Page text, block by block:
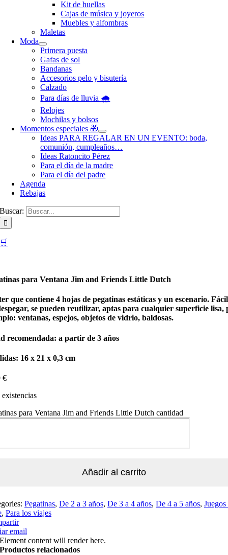
Kit de huellas
Cajas de música y joyeros
Muebles y alfombras
Maletas
Moda
Primera puesta
Gafas de sol
Bandanas
Accesorios pelo y bisutería
Calzado
Para días de lluvia 🌧️
Relojes
Mochilas y bolsos
Momentos especiales 🎁
Ideas PARA REGALAR EN UN EVENTO: boda,
comunión, cumpleaños…
Ideas Ratoncito Pérez
Para el día de la madre
Para el día del padre
Agenda
Rebajas
Buscar:
🛒
para Ventana Jim and Friends Little Dutch
que contiene 4 hojas de pegatinas estáticas y un escenario.
se pueden reutilizar, aptas para cualquier superficie lisa,
ventanas, espejos, objetos de vidrio, baldosas.
recomendada: a partir de 3 años
16 x 21 x 0,3 cm
€
para Ventana Jim and Friends Little Dutch cantidad
Añadir al carrito
Pegatinas, De 2 a 3 años, De 3 a 4 años, De 4 a 5 años, Juegos
, Para los viajes
email
Element content will render here.
Productos relacionados